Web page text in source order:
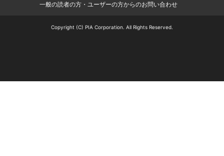
一般の読者の方・ユーザーの方からのお問い合わせ
Copyright (C) PIA Corporation. All Rights Reserved.